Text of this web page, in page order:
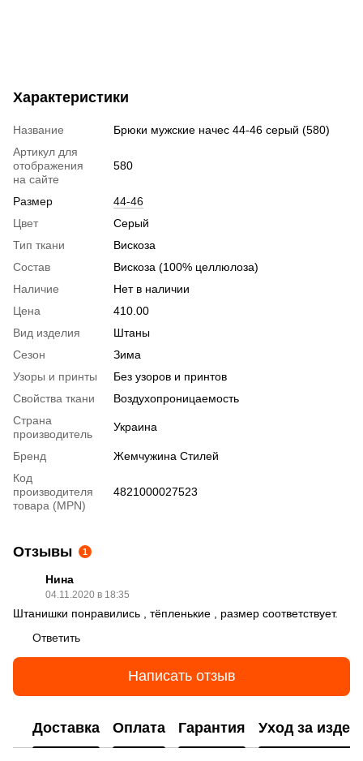
Характеристики
Название
Брюки мужские начес 44-46 серый (580)
Артикул для
отображения
на сайте
580
Размер
44-46
Цвет
Серый
Тип ткани
Вискоза
Состав
Вискоза (100% целлюлоза)
Наличие
Нет в наличии
Цена
410.00
Вид изделия
Штаны
Сезон
Зима
Узоры и принты
Без узоров и принтов
Свойства ткани
Воздухопроницаемость
Страна
производитель
Украина
Бренд
Жемчужина Стилей
Код
производителя
товара (MPN)
4821000027523
Отзывы 1
Нина
04.11.2020 в 18:35
Штанишки понравились , тёпленькие , размер соответствует.
Ответить
Написать отзыв
Доставка Оплата Гарантия Уход за